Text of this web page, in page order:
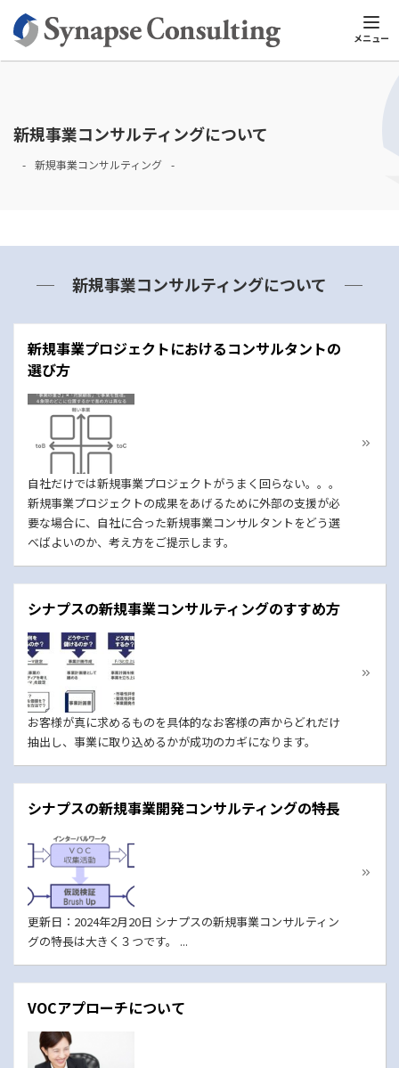
メニュー
シナプスTOP 新規事業コンサルティング 新規事業コンサルティン
新規事業コンサルティングについて
新規事業コンサルティング
新規事業コンサルティングについて
新規事業プロジェクトにおけるコンサルタントの
選び方
自社だけでは新規事業プロジェクトがうまく回らない。。。
新規事業プロジェクトの成果をあげるために外部の支援が必
要な場合に、自社に合った新規事業コンサルタントをどう選
べばよいのか、考え方をご提示します。
シナプスの新規事業コンサルティングのすすめ方
お客様が真に求めるものを具体的なお客様の声からどれだけ
抽出し、事業に取り込めるかが成功のカギになります。
シナプスの新規事業開発コンサルティングの特長
更新日：2024年2月20日 シナプスの新規事業コンサルティン
グの特長は大きく３つです。 ...
VOCアプローチについて